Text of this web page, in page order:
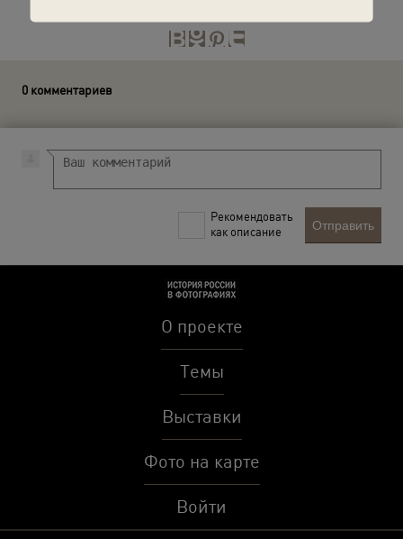
0 комментариев
Рекомендовать
как описание
Отправить
О проекте
Темы
Выставки
Фото на карте
Войти